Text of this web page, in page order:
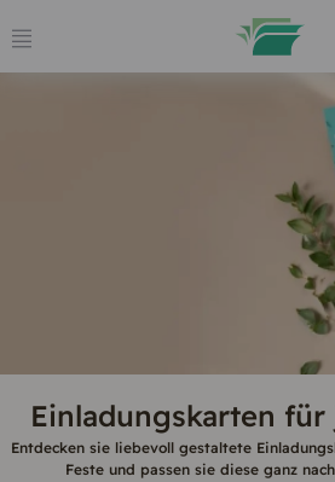
Einladungskarten für
Entdecken sie liebevoll gestaltete
Feste und passen sie diese ganz